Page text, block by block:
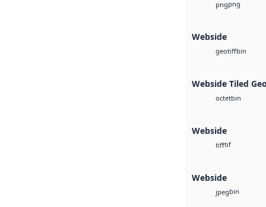
pngpng
Webside
geotiffbin
Webside Tiled
octetbin
Webside
tifftif
Webside
jpegbin